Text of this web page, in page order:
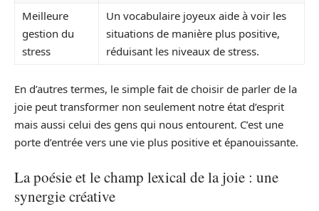
Meilleure
gestion du
stress
Un vocabulaire joyeux aide à voir les
situations de manière plus positive,
réduisant les niveaux de stress.
En d’autres termes, le simple fait de choisir de parler de la
joie peut transformer non seulement notre état d’esprit
mais aussi celui des gens qui nous entourent. C’est une
porte d’entrée vers une vie plus positive et épanouissante.
La poésie et le champ lexical de la joie : une
synergie créative